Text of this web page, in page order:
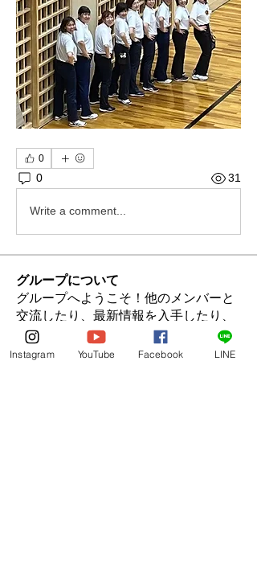
0
0 31
Write a comment...
グループについて
グループへようこそ！他のメンバーと
交流したり、最新情報を入手したり、
メディアをシェアすることができま
す。
Instagram YouTube Facebook LINE